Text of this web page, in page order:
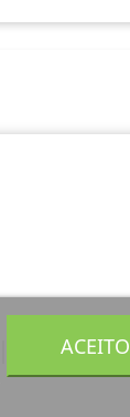
ACEITO
Aviso Legal